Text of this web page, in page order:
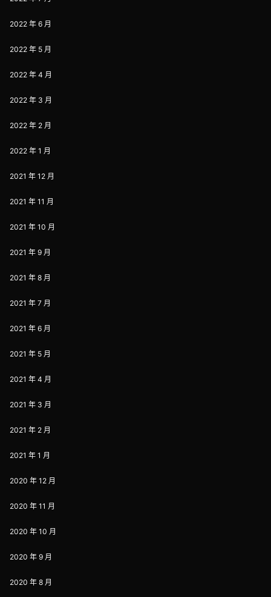
2022 年 6 月
2022 年 5 月
2022 年 4 月
2022 年 3 月
2022 年 2 月
2022 年 1 月
2021 年 12 月
2021 年 11 月
2021 年 10 月
2021 年 9 月
2021 年 8 月
2021 年 7 月
2021 年 6 月
2021 年 5 月
2021 年 4 月
2021 年 3 月
2021 年 2 月
2021 年 1 月
2020 年 12 月
2020 年 11 月
2020 年 10 月
2020 年 9 月
2020 年 8 月